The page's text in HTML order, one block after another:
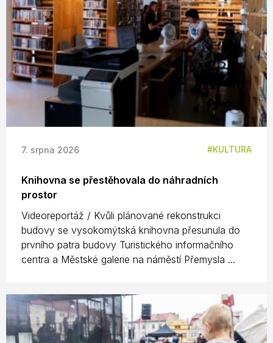
7. srpna 2026 KULTURA
Knihovna se přestěhovala do náhradních
prostor
Videoreportáž / Kvůli plánované rekonstrukci
budovy se vysokomýtská knihovna přesunula do
prvního patra budovy Turistického informačního
centra a Městské galerie na náměstí Přemysla ...